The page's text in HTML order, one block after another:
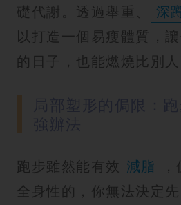
礎代謝。透過舉重、
深
以打造一個易瘦體質，
的日子，也能燃燒比別人
跑步雖然能有效 減脂
全身性的，你無法決定